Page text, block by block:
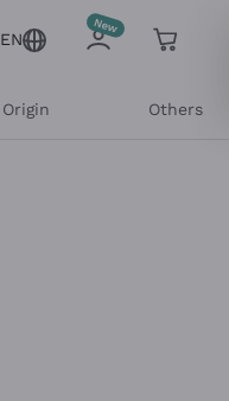
EN
Origin Others